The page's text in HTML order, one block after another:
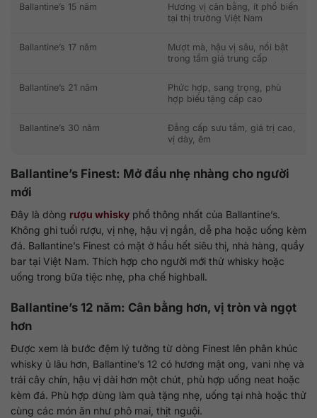
Ballantine’s 15 năm
Hương vị cân bằng, ít phổ biến
tại thị trường Việt Nam
Ballantine’s 17 năm
Mượt mà, hậu vị sâu, nổi bật
trong tầm giá trung cấp
Ballantine’s 21 năm
Phức hợp, sang trọng, phù
hợp biếu tặng cấp cao
Ballantine’s 30 năm
Đẳng cấp sưu tầm, giá trị cao,
vị dày, êm
Ballantine’s Finest: Mở đầu nhẹ nhàng cho người
mới
Đây là dòng rượu whisky phổ thông nhất của Ballantine’s.
Không ghi tuổi rượu, vị nhẹ, hậu vị ngắn, dễ pha hoặc uống kèm
đá. Ballantine’s Finest có mặt ở hầu hết siêu thị, nhà hàng, quầy
bar tại Việt Nam. Thích hợp cho người mới thử whisky hoặc
uống trong bữa tiệc nhẹ, pha chế highball.
Ballantine’s 12 năm: Cân bằng hơn, vị tròn và ngọt
hơn
Được xem là bước đệm lý tưởng từ dòng Finest lên phân khúc
whisky ủ lâu hơn, Ballantine’s 12 có hương mật ong, vani nhẹ và
trái cây chín, hậu vị dài hơn một chút, phù hợp uống neat hoặc
kèm đá. Phù hợp dùng làm quà tặng nhẹ, uống tại nhà hoặc thử
cùng các món ăn như phô mai, thịt nguội.